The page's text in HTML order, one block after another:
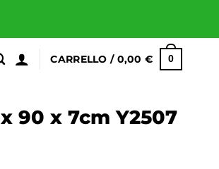
CARRELLO / 0,00€ 0
90 x 7cm Y2507